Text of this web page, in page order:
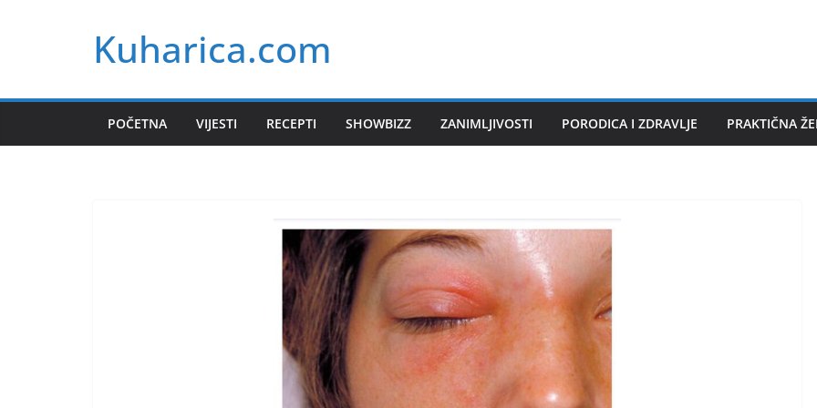
Kuharica.com
POČETNA VIJESTI RECEPTI SHOWBIZZ ZANIMLJIVOSTI PORODICA I ZDRAVLJE PRAKTIČNA